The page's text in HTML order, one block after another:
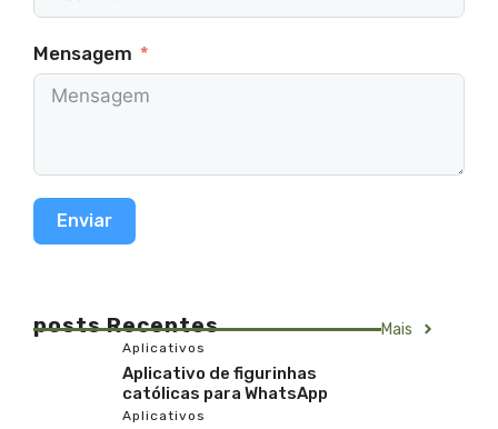
Mensagem
Enviar
posts Recentes Mais
Aplicativos
Aplicativo de figurinhas
católicas para WhatsApp
Aplicativos